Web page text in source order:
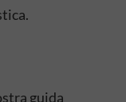
guida